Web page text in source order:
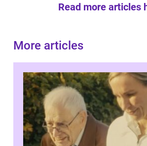
Read more articles
More articles